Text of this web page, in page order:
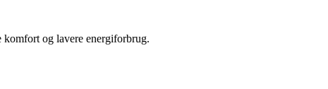
komfort og lavere energiforbrug.